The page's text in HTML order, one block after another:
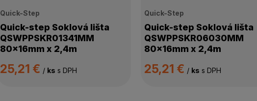
Quick-Step
Quick-step Soklová lišta
QSWPPSKR01341MM
80x16mm x 2,4m
25,21 € / ks s DPH
Quick-Step
Quick-step Soklová lišta
QSWPPSKR06030MM
80x16mm x 2,4m
25,21 € / ks s DPH